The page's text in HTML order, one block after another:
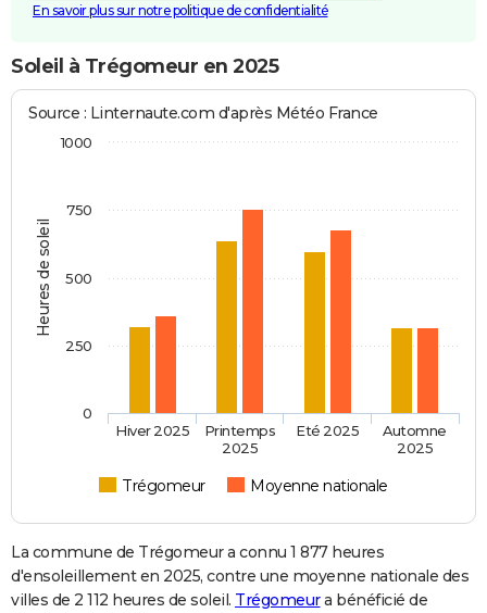
En savoir plus sur notre politique de confidentialité
Soleil à Trégomeur en 2025
Heures de soleil
Source : Linternaute.com d'après Météo France
Trégomeur Moyenne nationale
Hiver 2025
Printemps
2025
Eté 2025
Automne
2025
0
250
500
750
1000
La commune de Trégomeur a connu 1 877 heures
d'ensoleillement en 2025, contre une moyenne nationale des
villes de 2 112 heures de soleil. Trégomeura bénéficié de